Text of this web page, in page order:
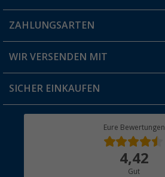
Blog
Jobs & Karriere
FAQ & Kontakt
Versandinformationen
Rücksendung
ZAHLUNGSARTEN
WIR VERSENDEN MIT
SICHER EINKAUFEN
Eure Bewertungen
4,42
Gut